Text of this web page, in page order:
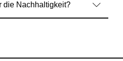
die Nachhaltigkeit?